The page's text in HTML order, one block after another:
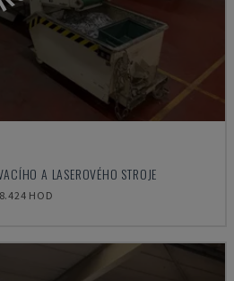
A LASEROVÉHO STROJE
HOD